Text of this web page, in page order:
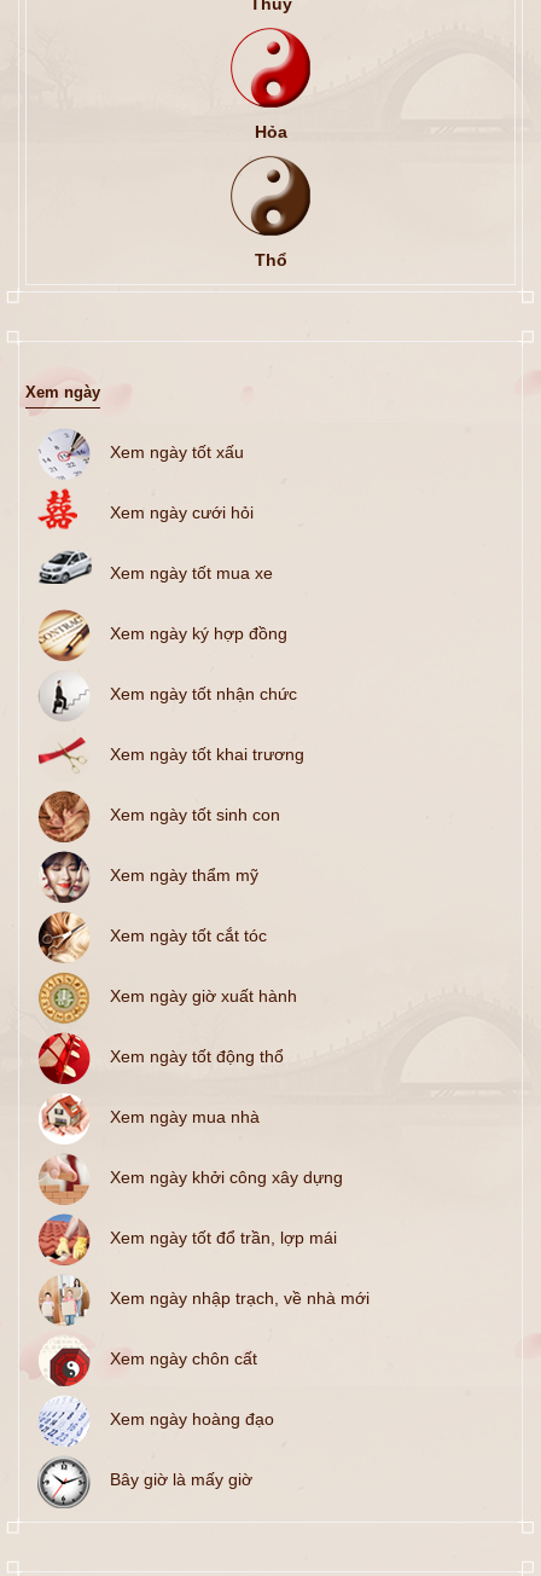
Hỏa
Thổ
Xem ngày
Xem ngày tốt xấu
Xem ngày cưới hỏi
Xem ngày tốt mua xe
Xem ngày ký hợp đồng
Xem ngày tốt nhận chức
Xem ngày tốt khai trương
Xem ngày tốt sinh con
Xem ngày thẩm mỹ
Xem ngày tốt cắt tóc
Xem ngày giờ xuất hành
Xem ngày tốt động thổ
Xem ngày mua nhà
Xem ngày khởi công xây dựng
Xem ngày tốt đổ trần, lợp mái
Xem ngày nhập trạch, về nhà mới
Xem ngày chôn cất
Xem ngày hoàng đạo
Bây giờ là mấy giờ